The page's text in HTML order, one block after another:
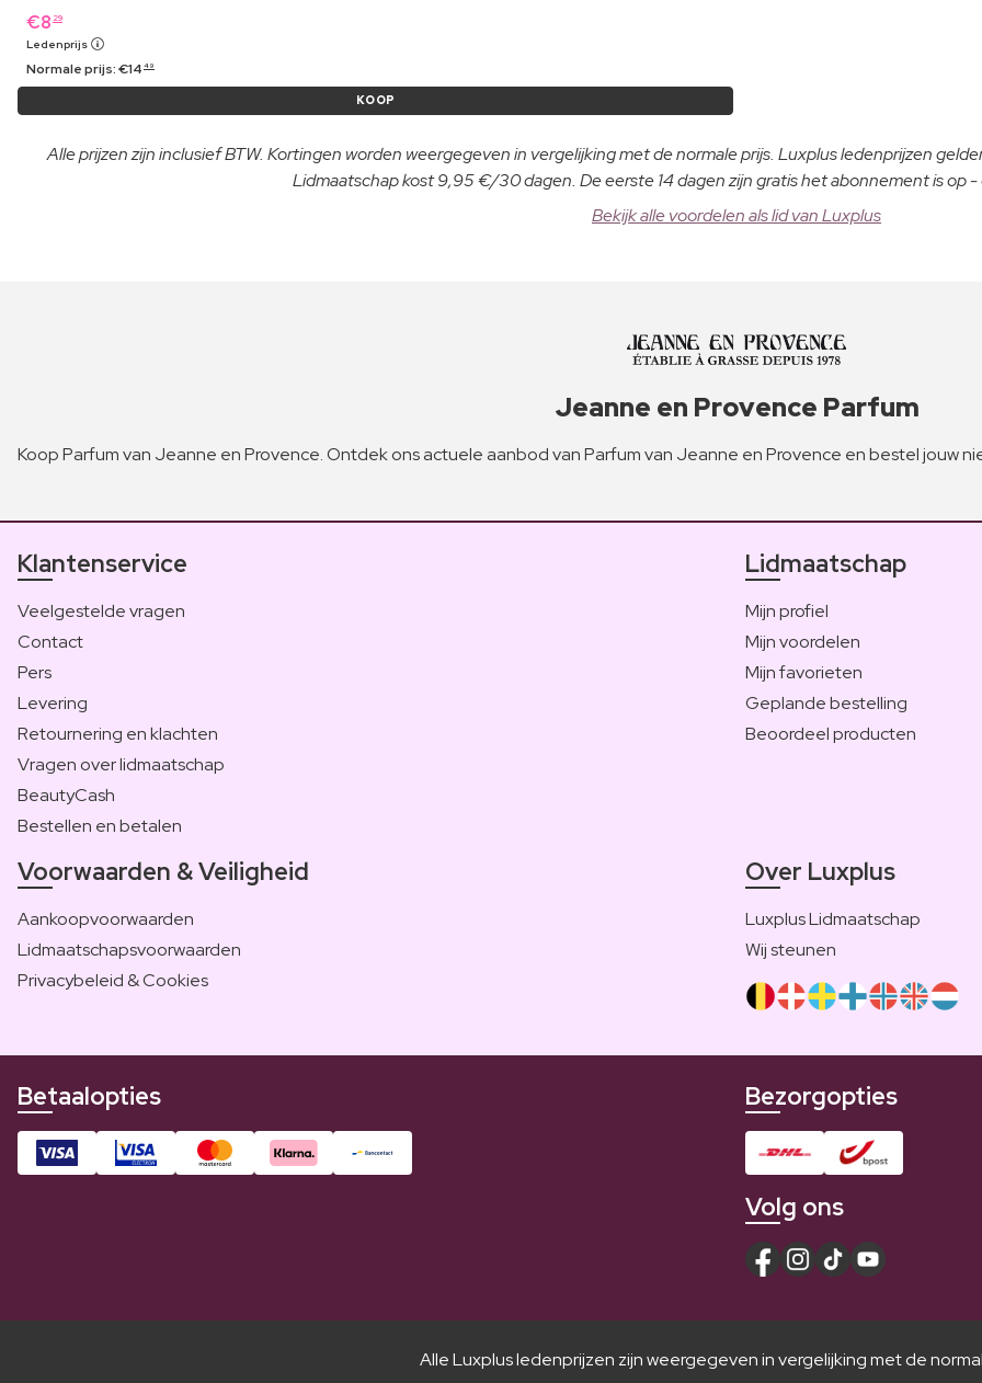
€8 29
Ledenprijs
Normale prijs:€14 49
KOOP
Alle prijzen zijn inclusief BTW. Kortingen worden weergegeven in vergelijking met de normale prijs. Luxplus ledenprijzen
Lidmaatschap kost 9,95 €/30 dagen. De eerste 14 dagen zijn gratis het abonnement is op
Bekijk alle voordelen als lid van Luxplus
Jeanne en Provence Parfum
Koop Parfum van Jeanne en Provence. Ontdek ons actuele aanbod van Parfum van Jeanne en Provence en bestel jouw
Klantenservice
Veelgestelde vragen
Contact
Pers
Levering
Retournering en klachten
Vragen over lidmaatschap
BeautyCash
Bestellen en betalen
Lidmaatschap
Mijn profiel
Mijn voordelen
Mijn favorieten
Geplande bestelling
Beoordeel producten
Voorwaarden & Veiligheid
Aankoopvoorwaarden
Lidmaatschapsvoorwaarden
Privacybeleid & Cookies
Over Luxplus
Luxplus Lidmaatschap
Wij steunen
Betaalopties Bezorgopties
Volg ons
Alle Luxplus ledenprijzen zijn weergegeven in vergelijking met de